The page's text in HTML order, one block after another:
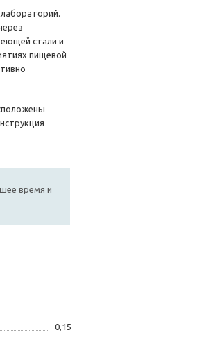
стали и
пищевой
время и
0,15